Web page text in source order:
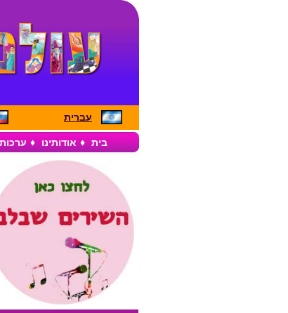
עברית
בית ♦ אודותינו ♦